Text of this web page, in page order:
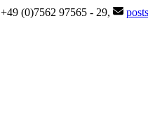
+49 (0)7562 97565 - 29,